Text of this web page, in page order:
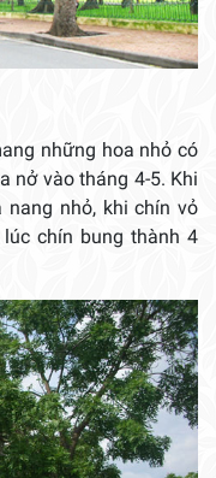
những hoa nhỏ có
nở vào tháng 4-5. Khi
nang nhỏ, khi chín vỏ
chín bung thành 4